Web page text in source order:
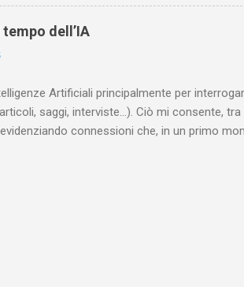
le lotte intestine al Ministero dell’Interno.
sociale dell'Inghilterra vittoriana era
che non aveva alcun interesse nei
a sapere quali fossero le reali condizioni di
dell’IA
Artificiali principalmente per
saggi, interviste…). Ciò mi consente,
connessioni che, in un primo
(già NotebookLM) e lo riempio con il